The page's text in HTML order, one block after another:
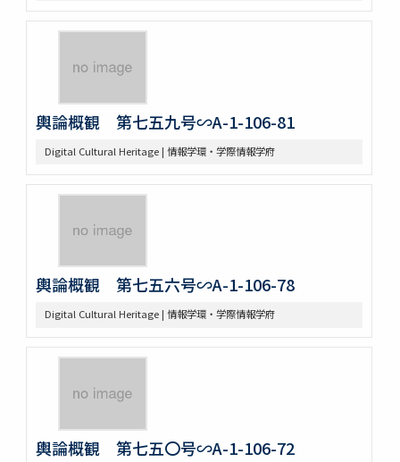
輿論概観 第七五九号∽A-1-106-81
Digital Cultural Heritage | 情報学環・学際情報学府
輿論概観 第七五六号∽A-1-106-78
Digital Cultural Heritage | 情報学環・学際情報学府
輿論概観 第七五〇号∽A-1-106-72